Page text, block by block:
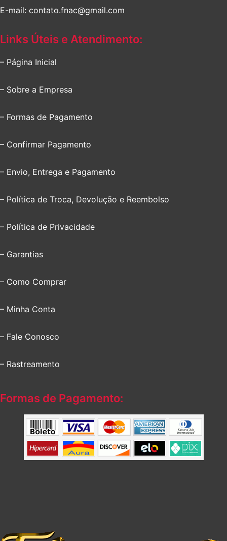
E-mail: contato.fnac@gmail.com
Links Úteis e Atendimento:
– Página Inicial
– Sobre a Empresa
– Formas de Pagamento
– Confirmar Pagamento
– Envio, Entrega e Pagamento
– Política de Troca, Devolução e Reembolso
– Política de Privacidade
– Garantias
– Como Comprar
– Minha Conta
– Fale Conosco
– Rastreamento
Formas de Pagamento: